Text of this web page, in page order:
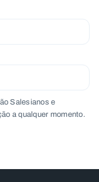
Salesianos e
a qualquer momento.